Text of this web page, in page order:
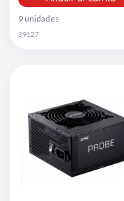
9 unidades
39127